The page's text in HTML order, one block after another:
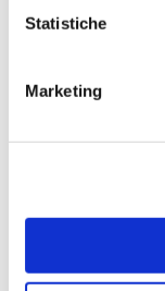
Statistiche
Marketing
Ottobre 2022
Aprile 2022